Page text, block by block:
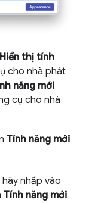
Hiển thị tính
cho nhà phát
năng mới
cụ cho nhà
Tính năng mới
nhấp vào
Tính năng mới